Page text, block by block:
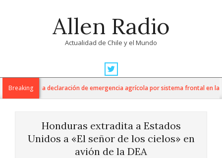
Allen Radio
Actualidad de Chile y el Mundo
Navigation
MenuBreaking
anuncia declaración de emergencia agrícola por sistema frontal en la
Honduras extradita a Estados
Unidos a «El señor de los cielos» en
avión de la DEA